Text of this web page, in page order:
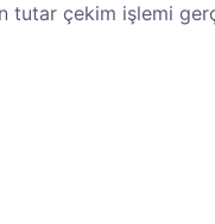
tutar çekim işlemi